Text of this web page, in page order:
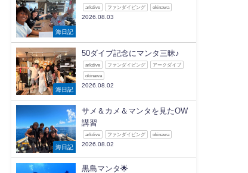
海日記
arkdive ファンダイビング okinawa
2026.08.03
海日記
50ダイブ記念にマンタ三昧♪
arkdive ファンダイビング アークダイブ
okinawa
2026.08.02
海日記
サメ＆カメ＆マンタを見たOW
講習
arkdive ファンダイビング okinawa
2026.08.02
黒島マンタ🌟